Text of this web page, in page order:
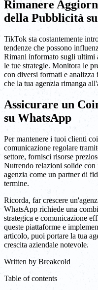
Rimanere
della Pubblicità
TikTok sta costantemente
tendenze che possono
Rimani informato sugli ultimi
le tue strategie. Monitora le
con diversi formati e analizza
che la tua agenzia rimanga
Assicurare un
su WhatsApp
Per mantenere i tuoi clienti
comunicazione regolare
settore, fornisci risorse
Nutrendo relazioni solide
agenzia come un partner di
termine.
Ricorda, far crescere
WhatsApp richiede una
strategica e comunicazione
queste piattaforme e
articolo, puoi portare la tua
crescita aziendale notevole.
Written by Breakcold
Table of contents